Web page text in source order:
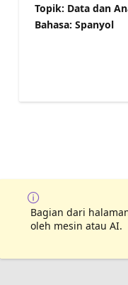
Topik: Data dan
Bahasa: Spanyol
Bagian dari
oleh mesin atau AI.